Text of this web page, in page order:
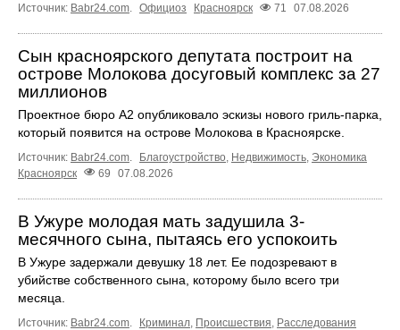
Источник: Babr24.com. Официоз Красноярск 71 07.08.2026
Сын красноярского депутата построит на
острове Молокова досуговый комплекс за 27
миллионов
Проектное бюро А2 опубликовало эскизы нового гриль-парка,
который появится на острове Молокова в Красноярске.
Источник: Babr24.com. Благоустройство, Недвижимость, Экономика
Красноярск
69 07.08.2026
В Ужуре молодая мать задушила 3-
месячного сына, пытаясь его успокоить
В Ужуре задержали девушку 18 лет. Ее подозревают в
убийстве собственного сына, которому было всего три
месяца.
Источник: Babr24.com Криминал Происшествия Расследования